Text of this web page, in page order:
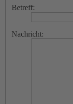
Betreff:
Nachricht: